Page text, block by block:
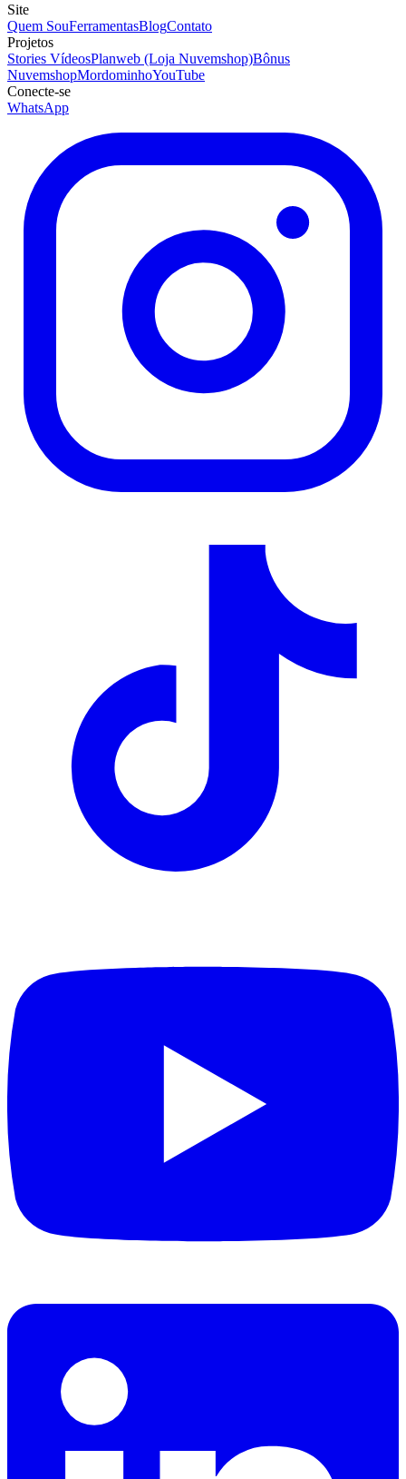
Site
Quem SouFerramentasBlogContato
Projetos
Stories VídeosPlanweb (Loja Nuvemshop)Bônus
NuvemshopMordominhoYouTube
Conecte-se
WhatsApp